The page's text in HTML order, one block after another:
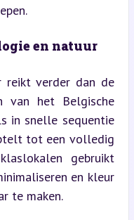
en natuur
verder dan de
van het Belgische
in snelle sequentie
tot een volledig
gebruikt
en kleur
te maken.